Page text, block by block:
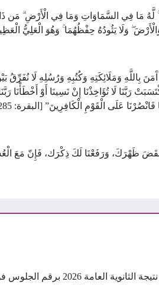
لَّهُ مَا فِي السَّمَاوَاتِ وَمَا فِي الْأَرْضِ ۗ مَن
وَلَا يَئُودُهُ حِفْظُهُمَا ۚ وَهُوَ الْعَلِيُّ
بِاللَّهِ وَمَلَائِكَتِهِ وَكُتُبِهِ وَرُسُلِهِ لَا نُفَرِّقُ
رَبَّنَا لَا تُؤَاخِذْنَا إِنْ نَسِينَا أَوْ أَخْطَأْنَا
عَلَى الْقَوْمِ الْكَافِرِينَ” [البقرة: 285]
ظَهْرَكَ، وَرَفَعْنَا لَكَ ذِكْرَك، فَإِنّ مَعَ
رابط نتيجة الثانوية العامة 2026 برقم